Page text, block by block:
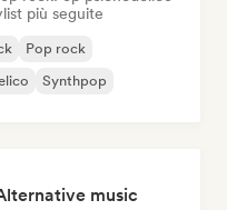
più seguite
Pop rock
Synthpop
music